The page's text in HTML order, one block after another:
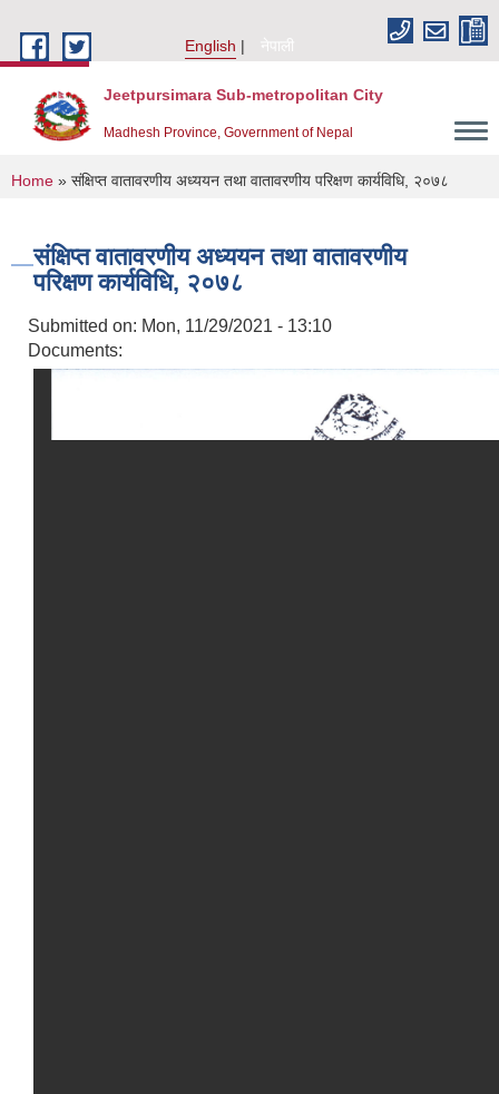
English
नेपाली
Jeetpursimara Sub-metropolitan City
Madhesh Province, Government of Nepal
You are here
Home » संक्षिप्त वातावरणीय अध्ययन तथा वातावरणीय परिक्षण कार्यविधि, २०७८
संक्षिप्त वातावरणीय अध्ययन तथा वातावरणीय
परिक्षण कार्यविधि, २०७८
Submitted on: Mon, 11/29/2021 - 13:10
Documents: